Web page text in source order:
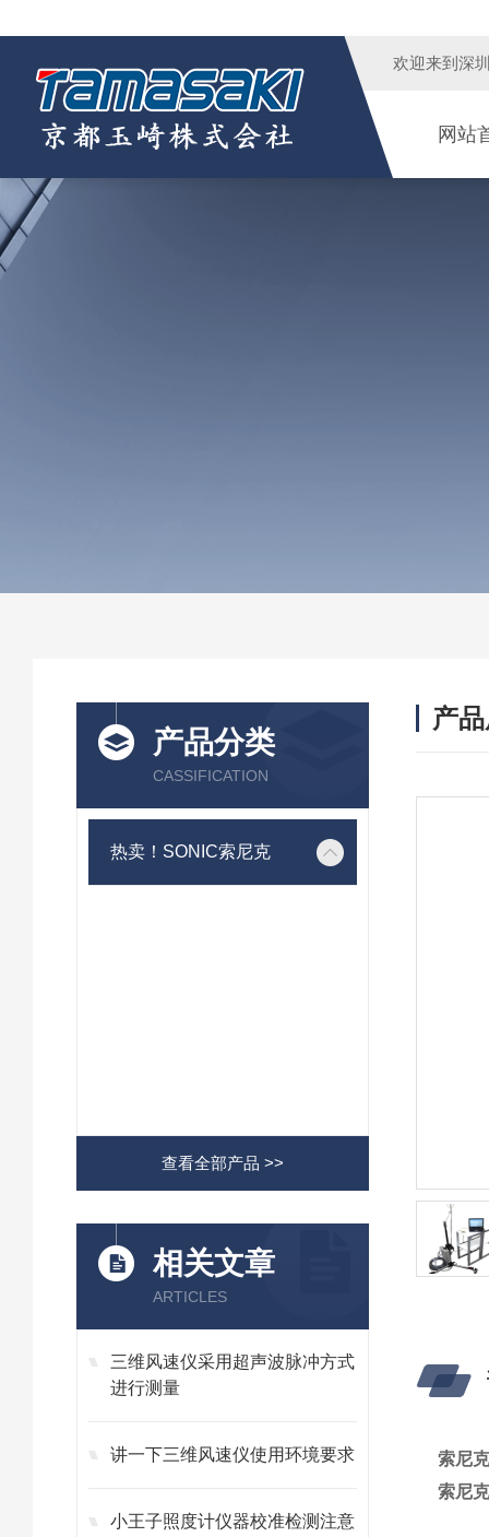
欢迎来到 深
网站
产品分类
CASSIFICATION
热卖！SONIC索尼克
查看全部产品 >>
相关文章
ARTICLES
三维风速仪采用超声波脉冲方式
进行测量
讲一下三维风速仪使用环境要求
小王子照度计仪器校准检测注意
产
索尼
索尼